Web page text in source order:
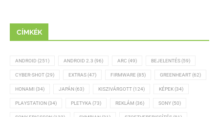
CÍMKÉK
ANDROID (251) ANDROID 2.3 (96) ARC (49) BEJELENTÉS(59)
CYBER-SHOT(29) EXTRAS(47) FIRMWARE (85) GREENHEART(62)
HONAMI (34) JAPÁN(63) KISZIVÁRGOTT(124) KÉPEK(34)
PLAYSTATION(34) PLETYKA (73) REKLÁM (36) SONY(50)